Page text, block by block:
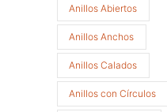
Anillos Abiertos
Anillos Anchos
Anillos Calados
Anillos con Círculos